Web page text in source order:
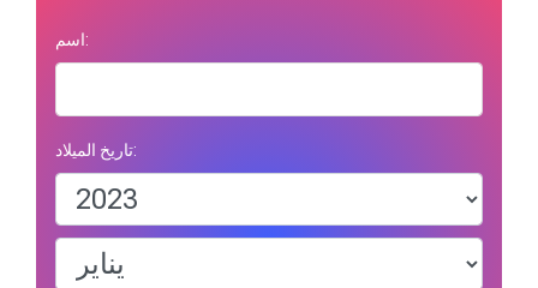
اسم:
تاريخ الميلاد: